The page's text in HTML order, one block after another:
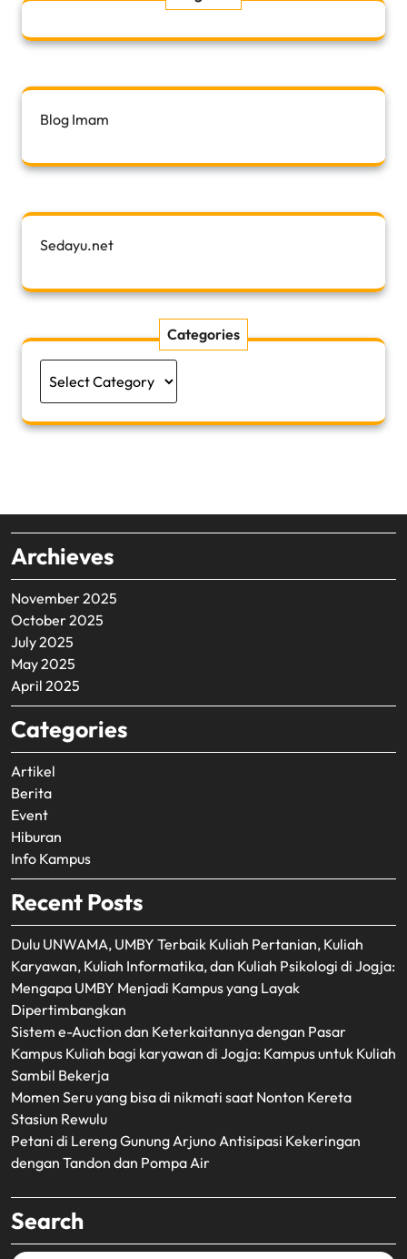
Blog Imam
Sedayu.net
Categories
Archieves
November 2025
October 2025
July 2025
May 2025
April 2025
Categories
Artikel
Berita
Event
Hiburan
Info Kampus
Recent Posts
Dulu UNWAMA, UMBY Terbaik Kuliah Pertanian, Kuliah
Karyawan, Kuliah Informatika, dan Kuliah Psikologi di Jogja:
Mengapa UMBY Menjadi Kampus yang Layak
Dipertimbangkan
Sistem e-Auction dan Keterkaitannya dengan Pasar
Kampus Kuliah bagi karyawan di Jogja: Kampus untuk Kuliah
Sambil Bekerja
Momen Seru yang bisa di nikmati saat Nonton Kereta
Stasiun Rewulu
Petani di Lereng Gunung Arjuno Antisipasi Kekeringan
dengan Tandon dan Pompa Air
Search